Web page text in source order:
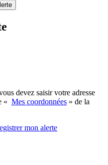
devez saisir votre adresse
« Mes coordonnées » de la
mon alerte